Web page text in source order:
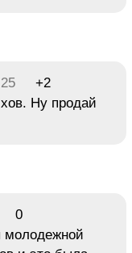
+2
Ну продай
0
молодежной